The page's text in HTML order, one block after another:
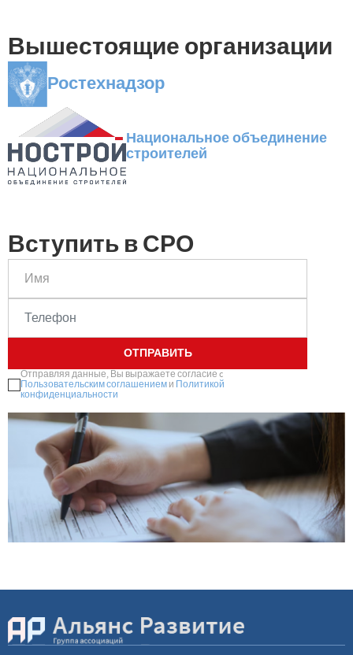
Вышестоящие организации
Ростехнадзор
Национальное объединение
строителей
Вступить в СРО
ОТПРАВИТЬ
Отправляя данные, Вы выражаете согласие c
Пользовательским соглашением и Политикой
конфиденциальности